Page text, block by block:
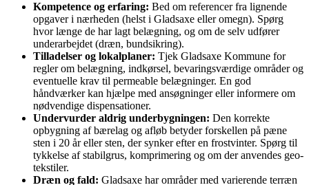
Kompetence og erfaring: Bed om referencer fra lignende
opgaver i nærheden (helst i Gladsaxe eller omegn). Spørg
hvor længe de har lagt belægning, og om de selv udfører
underarbejdet (dræn, bundsikring).
Tilladelser og lokalplaner: Tjek Gladsaxe Kommune for
regler om belægning, indkørsel, bevaringsværdige områder og
eventuelle krav til permeable belægninger. En god
håndværker kan hjælpe med ansøgninger eller informere om
nødvendige dispensationer.
Undervurder aldrig underbygningen: Den korrekte
opbygning af bærelag og afløb betyder forskellen på pæne
sten i 20 år eller sten, der synker efter en frostvinter. Spørg til
tykkelse af stabilgrus, komprimering og om der anvendes geo-
tekstiler.
Dræn og fald: Gladsaxe har områder med varierende terræn